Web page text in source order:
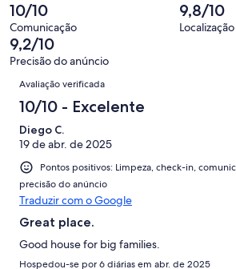
26
avaliações
de
26
avaliações
10/10
Comunicação
9,8/10
Localização
9,2/10
Precisão do anúncio
Avaliações
Avaliação verificada
10/10 - Excelente
Diego C.
19 de abr. de 2025
Pontos positivos: Limpeza, check-in,
precisão do anúncio
Traduzir com o Google
Great place.
Good house for big families.
Hospedou-se por 6 diárias em abr. de 2025